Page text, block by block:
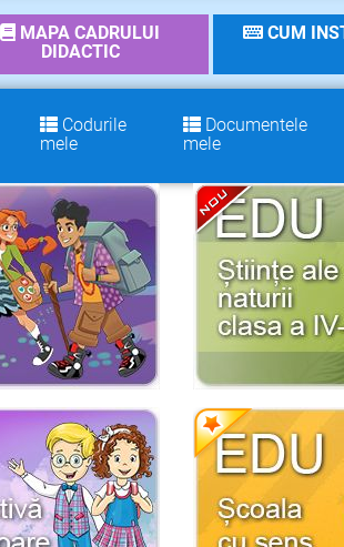
MAPA CADRULUI
DIDACTIC
CUM
Codurile
mele
Documentele
mele